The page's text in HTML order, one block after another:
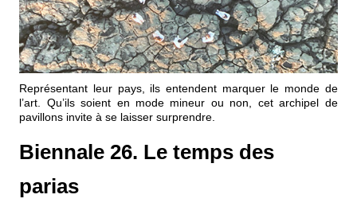
Représentant leur pays, ils entendent marquer le monde de
l’art. Qu’ils soient en mode mineur ou non, cet archipel de
pavillons invite à se laisser surprendre.
Biennale 26. Le temps des
parias